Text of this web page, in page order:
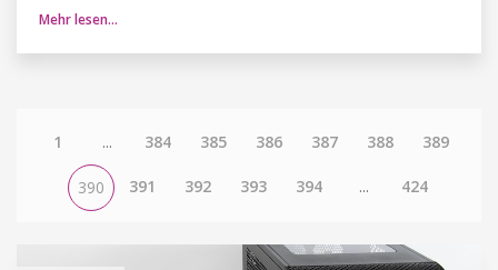
Mehr lesen…
1 ... 384 385 386 387 388 389
390 391 392 393 394 ... 424